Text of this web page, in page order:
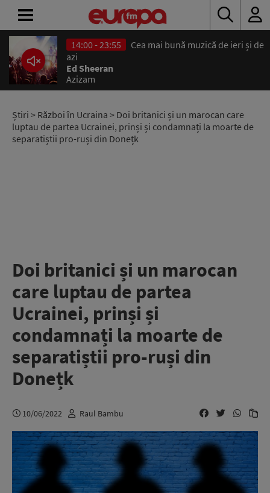
14:00 - 23:55
Cea mai bună muzică de ieri și de
azi
Ed Sheeran
Azizam
Știri > Război în Ucraina > Doi britanici și un marocan care
luptau de partea Ucrainei, prinși și condamnați la moarte de
separatiștii pro-ruși din Donețk
Doi britanici și un marocan
care luptau de partea
Ucrainei, prinși și
condamnați la moarte de
separatiștii pro-ruși din
Donețk
10/06/2022 Raul Bambu
ACASĂ
ȘTIRI
RADIO
CONCURSURI